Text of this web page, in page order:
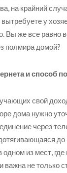
на крайний
у
Вы же все равно
полмира домой?
и способ
свой
дома нужно
через
одном из мест,
важна не только